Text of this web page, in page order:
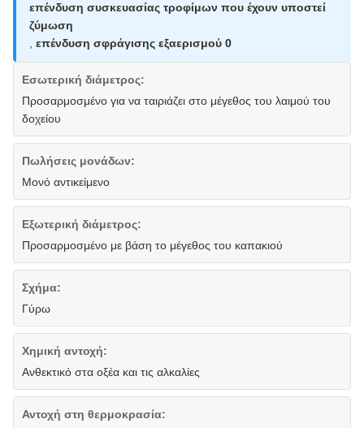
επένδυση συσκευασίας τροφίμων που έχουν υποστεί
ζύμωση
, επένδυση σφράγισης εξαερισμού 0
Εσωτερική διάμετρος:
Προσαρμοσμένο για να ταιριάζει στο μέγεθος του λαιμού του
δοχείου
Πωλήσεις μονάδων:
Μονό αντικείμενο
Εξωτερική διάμετρος:
Προσαρμοσμένο με βάση το μέγεθος του καπακιού
Σχήμα:
Γύρω
Χημική αντοχή:
Ανθεκτικό στα οξέα και τις αλκαλίες
Αντοχή στη θερμοκρασία: